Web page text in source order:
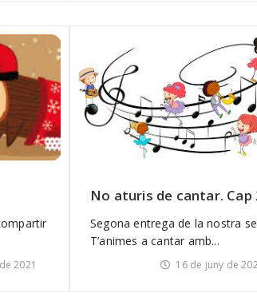
2021
No aturis de cantar. Cap
Segona entrega de la nostra
T’animes a cantar amb...
16 de juny de